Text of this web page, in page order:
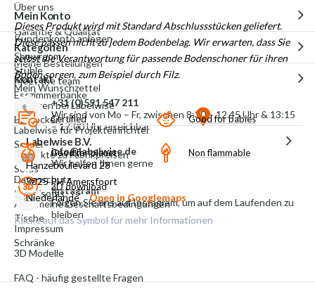
Dieses Produkt wird mit Standard Abschlussstücken geliefert.
Diese passen nicht zu jedem Bodenbelag. Wir erwarten, dass Sie
selbst die Verantwortung für passende Bodenschoner für ihren
Boden sorgen, zum Beispiel durch Filz.
Certified Good for babies
Good for planet Non flammable
3D download
Klicke auf das Symbol für mehr Informationen
Über uns
Garantie & Qualität
Showroom
Meet the team
Arbeiten bei Labelwise
Labelwise für Projekteinrichter
Produkte zu Fabrikpreisen
Datenschutz
Allgemeine Geschäftsbedingungen
Impressum
3D Modelle
FAQ - häufig gestellte Fragen
Mein Konto
Kundenkonto anlegen
Meine Bestellungen
Mein Wunschzettel
Kategorien
Stühle
Esszimmerbänke
Barhocker
Sessel
Sofas
Schlafsofas
Tische
Schränke
Kontakt
+31 (0)591 547 211
Wir sind von Mo – Fr, zwischen 8:30 – 12.45 Uhr & 13:15
– 17:00 Uhr erreichbar
info@labelwise.de
Wir helfen Ihnen gerne
Instagram
Folgen Sie uns auf Instagram, um auf dem Laufenden zu
bleiben
Labelwise B.V.
Hanzeboulevard 28
3825 PH Amersfoort
Niederlande
Open in Googlemaps